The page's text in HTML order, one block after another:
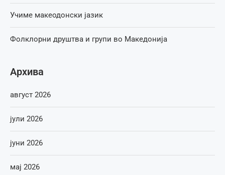
Учиме макеодонски јазик
Фолклорни друштва и групи во Македонија
Архива
август 2026
јули 2026
јуни 2026
мај 2026